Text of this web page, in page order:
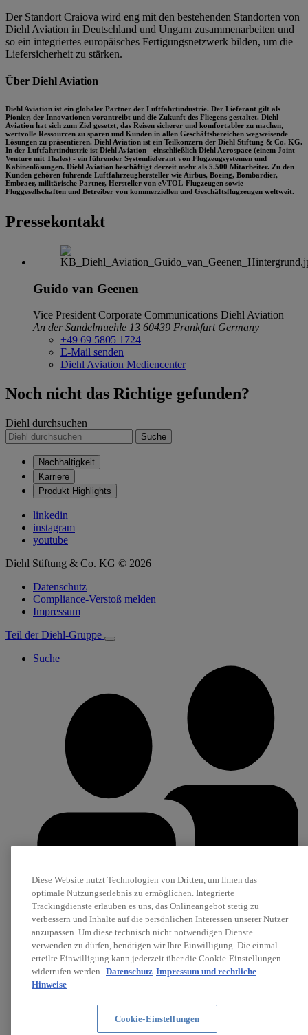
Der Standort Craiova wird eng mit den bestehenden Standorten von
Diehl Aviation in Deutschland und Ungarn zusammenarbeiten und
so ein integriertes europäisches Fertigungsnetzwerk bilden, um die
Liefersicherheit zu stärken.
Über Diehl Aviation
Diehl Aviation ist ein globaler Partner der Luftfahrtindustrie. Der Lieferant gilt als
Pionier, der Innovationen vorantreibt und die Zukunft des Fliegens gestaltet. Diehl
Aviation hat sich zum Ziel gesetzt, das Reisen sicherer und komfortabler zu machen,
wertvolle Ressourcen zu sparen und Kunden in allen Geschäftsbereichen wegweisende
Lösungen zu präsentieren. Diehl Aviation ist ein Teilkonzern der Diehl Stiftung & Co. KG.
In der Luftfahrtindustrie ist Diehl Aviation - einschließlich Diehl Aerospace (einem Joint
Venture mit Thales) - ein führender Systemlieferant von Flugzeugsystemen und
Kabinenlösungen. Diehl Aviation beschäftigt derzeit mehr als 5.500 Mitarbeiter. Zu den
Kunden gehören führende Luftfahrzeughersteller wie Airbus, Boeing, Bombardier,
Embraer, militärische Partner, Hersteller von eVTOL-Flugzeugen sowie
Fluggesellschaften und Betreiber von kommerziellen und Geschäftsflugzeugen weltweit.
Pressekontakt
Guido van Geenen
Vice President Corporate Communications Diehl Aviation
An der Sandelmuehle 13 60439 Frankfurt Germany
+49 69 5805 1724
E-Mail senden
Diehl Aviation Mediencenter
Noch nicht das Richtige gefunden?
Diehl durchsuchen
Suche
Nachhaltigkeit
Karriere
Produkt Highlights
linkedin
instagram
youtube
Diehl Stiftung & Co. KG © 2026
Datenschutz
Compliance-Verstoß melden
Impressum
Teil der Diehl-Gruppe
Suche
Karriere
Stellenanzeigen
Diese Website nutzt Technologien von Dritten, um Ihnen das
optimale Nutzungserlebnis zu ermöglichen. Integrierte
Trackingdienste erlauben es uns, das Onlineangebot stetig zu
verbessern und Inhalte auf die persönlichen Interessen unserer Nutzer
anzupassen. Um diese technisch nicht notwendigen Dienste
verwenden zu dürfen, benötigen wir Ihre Einwilligung. Die einmal
erteilte Einwilligung kann jederzeit über die Cookie-Einstellungen
widerrufen werden. Datenschutz Impressum und rechtliche
Hinweise
Cookie-Einstellungen